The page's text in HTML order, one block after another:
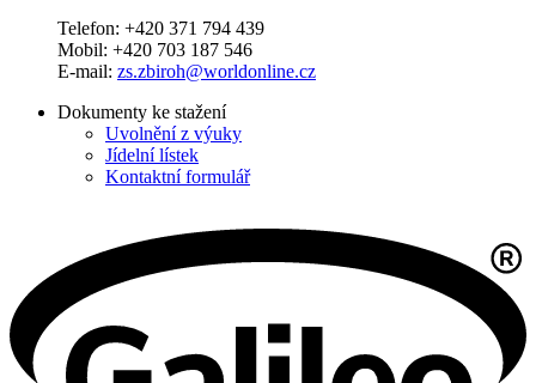
Telefon: +420 371 794 439
Mobil: +420 703 187 546
E-mail: zs.zbiroh@worldonline.cz
Dokumenty ke stažení
Uvolnění z výuky
Jídelní lístek
Kontaktní formulář